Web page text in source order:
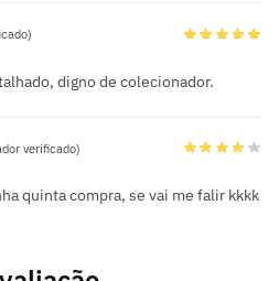
digno de colecionador.
verificado)
quinta compra, se vai me falir kkkk